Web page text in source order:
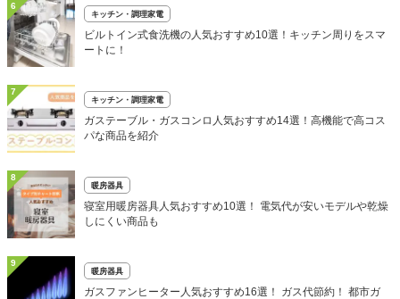
6
キッチン・調理家電
ビルトイン式食洗機の人気おすすめ10選！キッチン周りをスマ
ートに！
7
キッチン・調理家電
ガステーブル・ガスコンロ人気おすすめ14選！高機能で高コス
パな商品を紹介
8
暖房器具
寝室用暖房器具人気おすすめ10選！ 電気代が安いモデルや乾燥
しにくい商品も
9
暖房器具
ガスファンヒーター人気おすすめ16選！ ガス代節約！ 都市ガ